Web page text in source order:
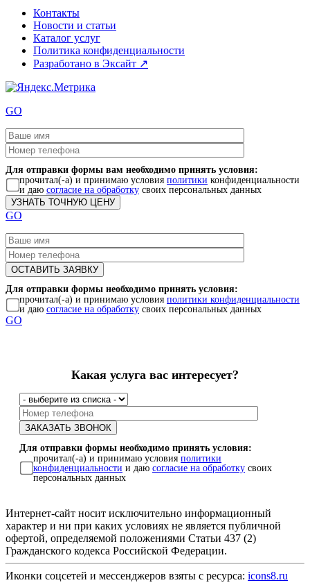
Контакты
Новости и статьи
Каталог услуг
Политика конфиденциальности
Разработано в Эксайт ↗
GO
Для отправки формы вам необходимо принять условия:
прочитал(-а) и принимаю условия политики конфиденциальности
и даю согласие на обработку своих персональных данных
GO
Для отправки формы необходимо принять условия:
прочитал(-а) и принимаю условия политики конфиденциальности
и даю согласие на обработку своих персональных данных
GO
Какая услуга вас интересует?
Для отправки формы необходимо принять условия:
прочитал(-а) и принимаю условия политики
конфиденциальности и даю согласие на обработку своих
персональных данных
Интернет-сайт носит исключительно информационный
характер и ни при каких условиях не является публичной
офертой, определяемой положениями Статьи 437 (2)
Гражданского кодекса Российской Федерации.
Иконки соцсетей и мессенджеров взяты с ресурса: icons8.ru